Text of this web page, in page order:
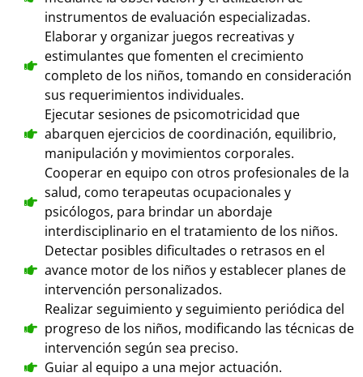
instrumentos de evaluación especializadas.
Elaborar y organizar juegos recreativas y
estimulantes que fomenten el crecimiento
completo de los niños, tomando en consideración
sus requerimientos individuales.
Ejecutar sesiones de psicomotricidad que
abarquen ejercicios de coordinación, equilibrio,
manipulación y movimientos corporales.
Cooperar en equipo con otros profesionales de la
salud, como terapeutas ocupacionales y
psicólogos, para brindar un abordaje
interdisciplinario en el tratamiento de los niños.
Detectar posibles dificultades o retrasos en el
avance motor de los niños y establecer planes de
intervención personalizados.
Realizar seguimiento y seguimiento periódica del
progreso de los niños, modificando las técnicas de
intervención según sea preciso.
Guiar al equipo a una mejor actuación.